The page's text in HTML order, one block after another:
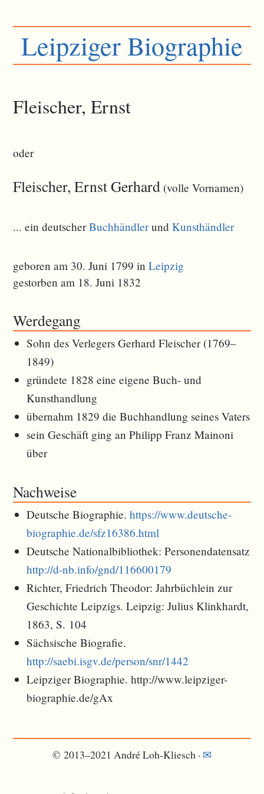
Leipziger Biographie
Fleischer, Ernst
oder
Fleischer, Ernst Gerhard (volle Vornamen)
... ein deutscherBuchhändlerundKunsthändler
geboren am 30. Juni 1799 inLeipzig
gestorben am 18. Juni 1832
Werdegang
Sohn des Verlegers Gerhard Fleischer (1769–
1849)
gründete 1828 eine eigene Buch- und
Kunsthandlung
übernahm 1829 die Buchhandlung seines Vaters
sein Geschäft ging an Philipp Franz Mainoni
über
Nachweise
Deutsche Biographie.https://www.deutsche-
biographie.de/sfz16386.html
Deutsche Nationalbibliothek: Personendatensatz
http://d-nb.info/gnd/116600179
Richter, Friedrich Theodor: Jahrbüchlein zur
Geschichte Leipzigs. Leipzig: Julius Klinkhardt,
1863, S. 104
Sächsische Biografie.
http://saebi.isgv.de/person/snr/1442
Leipziger Biographie. http://www.leipziger-
biographie.de/gAx
© 2013–2021 André Loh-Kliesch · ✉︎